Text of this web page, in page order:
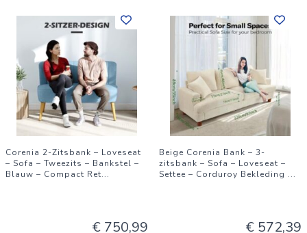
Corenia 2-Zitsbank – Loveseat
– Sofa – Tweezits – Bankstel –
Blauw – Compact Ret...
€ 750,99
Beige Corenia Bank – 3-
zitsbank – Sofa – Loveseat –
Settee – Corduroy Bekleding ...
€ 572,39